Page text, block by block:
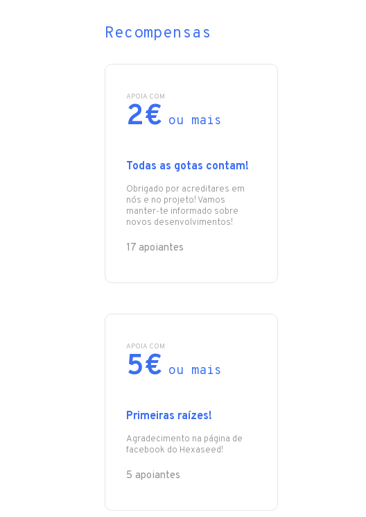
Recompensas
APOIA COM
2€ ou mais
Todas as gotas contam!
Obrigado por acreditares em
nós e no projeto! Vamos
manter-te informado sobre
novos desenvolvimentos!
17 apoiantes
APOIA COM
5€ ou mais
Primeiras raízes!
Agradecimento na página de
facebook do Hexaseed!
5 apoiantes